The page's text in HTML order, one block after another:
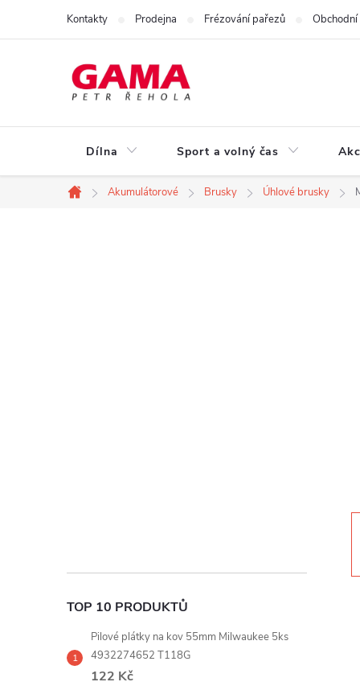
Kontakty Prodejna Frézování pařezů Obchodní
Dílna Sport a volný čas
Domů
Akumulátorové Brusky Úhlové brusky
í
p
a
TOP 10 PRODUKTŮ
Pilové plátky na kov 55mm Milwaukee 5ks
4932274652 T118G
122 Kč